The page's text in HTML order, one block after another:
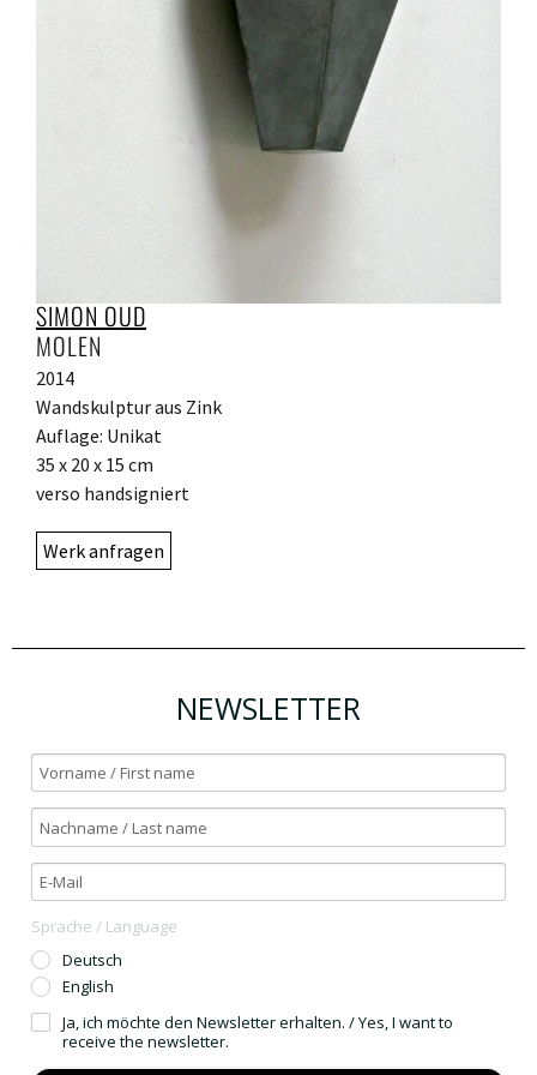
SIMON OUD
MOLEN
2014
Wandskulptur aus Zink
Auflage: Unikat
35 x 20 x 15 cm
verso handsigniert
Werk anfragen
NEWSLETTER
Sprache / Language
Deutsch
English
Ja, ich möchte den Newsletter erhalten. / Yes, I want to
receive the newsletter.